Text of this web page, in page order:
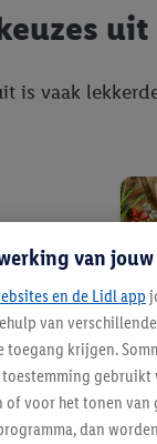
uit
is vaak
onze
van
en de Lidl app
van
krijgen.
voor het tonen
dan